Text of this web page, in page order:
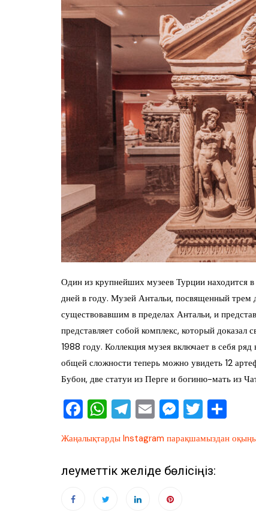
Один из крупнейших музеев Турции находится
дней в году. Музей Антальи, посвященный
существовавшим в пределах Антальи, и
представляет собой комплекс, который
1988 году. Коллекция музея включает в себя
общей сложности теперь можно увидеть 12
Бубон, две статуи из Перге и богиню-мать из
F
c
e
W
at
s
p
T
e
gr
m
E
ai
l
M
ss
e
T
tt
er
ра
Жаңалықтарды Instagram парақшамыздан
Әлеуметтік желіде бөлісіңіз: